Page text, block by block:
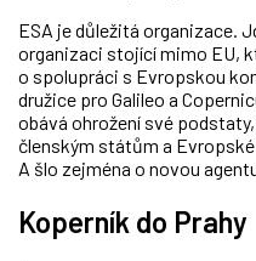
ESA je důležitá organizace.
organizaci stojící mimo EU,
o spolupráci s Evropskou
družice pro Galileo a
obává ohrožení své
členským státům a
A šlo zejména o novou
Koperník do Prahy